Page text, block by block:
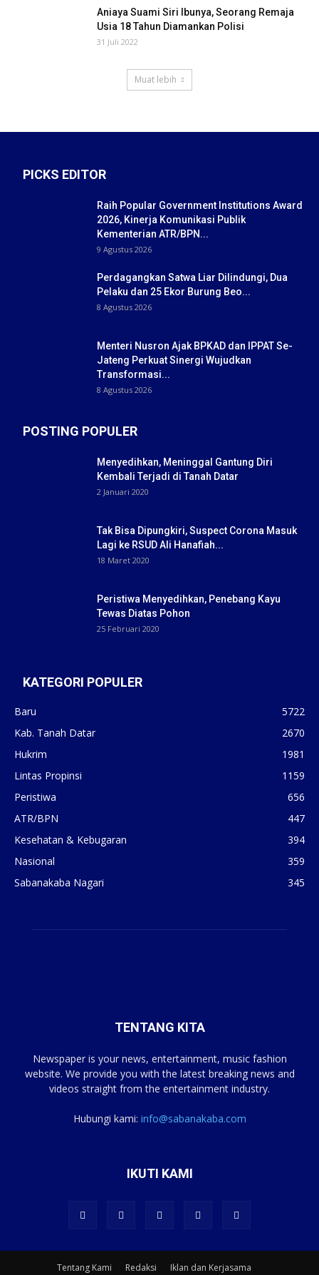
Aniaya Suami Siri Ibunya, Seorang Remaja
Usia 18 Tahun Diamankan Polisi
31 Juli 2022
Muat lebih
PICKS EDITOR
Raih Popular Government Institutions Award
2026, Kinerja Komunikasi Publik
Kementerian ATR/BPN...
9 Agustus 2026
Perdagangkan Satwa Liar Dilindungi, Dua
Pelaku dan 25 Ekor Burung Beo...
8 Agustus 2026
Menteri Nusron Ajak BPKAD dan IPPAT Se-
Jateng Perkuat Sinergi Wujudkan
Transformasi...
8 Agustus 2026
POSTING POPULER
Menyedihkan, Meninggal Gantung Diri
Kembali Terjadi di Tanah Datar
2 Januari 2020
Tak Bisa Dipungkiri, Suspect Corona Masuk
Lagi ke RSUD Ali Hanafiah...
18 Maret 2020
Peristiwa Menyedihkan, Penebang Kayu
Tewas Diatas Pohon
25 Februari 2020
KATEGORI POPULER
Baru
5722
Kab. Tanah Datar
2670
Hukrim
1981
Lintas Propinsi
1159
Peristiwa
656
ATR/BPN
447
Kesehatan & Kebugaran
394
Nasional
359
Sabanakaba Nagari
345
TENTANG KITA
Newspaper is your news, entertainment, music fashion
website. We provide you with the latest breaking news and
videos straight from the entertainment industry.
Hubungi kami: info@sabanakaba.com
IKUTI KAMI
Tentang Kami Redaksi Iklan dan Kerjasama